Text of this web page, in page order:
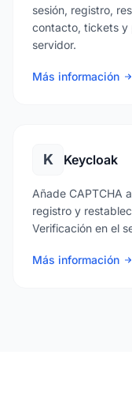
sesión, registro,
contacto, tickets y
servidor.
Más información
K Keycloak
Añade CAPTCHA
registro y
Verificación en el
Más información